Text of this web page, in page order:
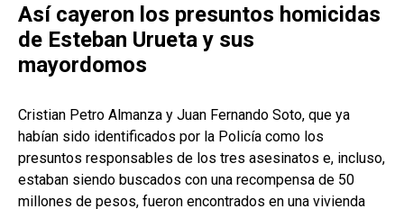
Así cayeron los presuntos homicidas
de Esteban Urueta y sus
mayordomos
Cristian Petro Almanza y Juan Fernando Soto, que ya
habían sido identificados por la Policía como los
presuntos responsables de los tres asesinatos e, incluso,
estaban siendo buscados con una recompensa de 50
millones de pesos, fueron encontrados en una vivienda